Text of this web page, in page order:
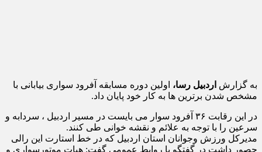
به گزارش اردبیل رسا، اولین دوره مسابقه آفرود سواری بیابانی با
مشخص شدن برترین ها به کار خود پایان داد.
در این رقابت ۳۶ آفرود سوار می بایست در مسیر اردبیل ، سردابه و
سرعین را با توجه به علائم و نقشه خوانی طی کنند.
مدیرکل ورزش وجوانان استان اردبیل که در خط استارت این رالی
حصور داشت در گفتگو با روابط عمومی گفت: هیات موتورسواری و